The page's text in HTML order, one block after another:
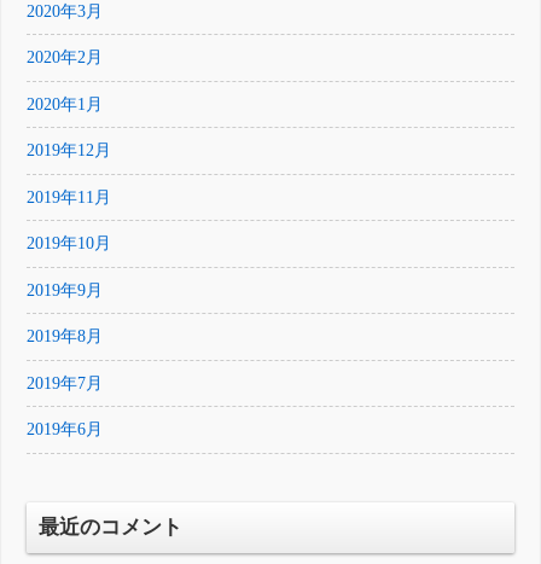
2020年3月
2020年2月
2020年1月
2019年12月
2019年11月
2019年10月
2019年9月
2019年8月
2019年7月
2019年6月
最近のコメント